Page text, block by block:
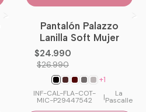
-7%OFF
No disponible
Pantalón Palazzo
Lanilla Soft Mujer
$24.990
$26.990
+1
INF-CAL-FLA-COT-
MIC-P29447542 | La
Pascalle